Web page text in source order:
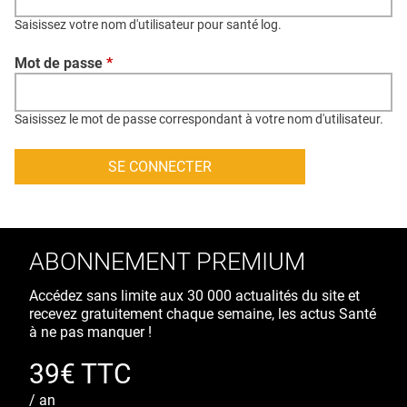
CONTACT
CRÉDITS
Saisissez votre nom d'utilisateur pour santé log.
Mot de passe *
Saisissez le mot de passe correspondant à votre nom d'utilisateur.
ABONNEMENT PREMIUM
Accédez sans limite aux 30 000 actualités du site et
recevez gratuitement chaque semaine, les actus Santé
à ne pas manquer !
39€ TTC
/ an